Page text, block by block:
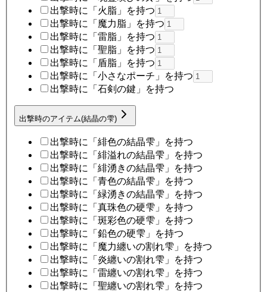
出撃時に「火脂」を持つ
出撃時に「魔力脂」を持つ
出撃時に「雷脂」を持つ
出撃時に「聖脂」を持つ
出撃時に「盾脂」を持つ
出撃時に「小さなポーチ」を持つ
出撃時に「石剣の鍵」を持つ
出撃時のアイテム(結晶の雫)
出撃時に「緋色の結晶雫」を持つ
出撃時に「緋溢れの結晶雫」を持つ
出撃時に「緋湧きの結晶雫」を持つ
出撃時に「青色の結晶雫」を持つ
出撃時に「緑湧きの結晶雫」を持つ
出撃時に「真珠色の硬雫」を持つ
出撃時に「斑彩色の硬雫」を持つ
出撃時に「鉛色の硬雫」を持つ
出撃時に「魔力纏いの割れ雫」を持つ
出撃時に「炎纏いの割れ雫」を持つ
出撃時に「雷纏いの割れ雫」を持つ
出撃時に「聖纏いの割れ雫」を持つ